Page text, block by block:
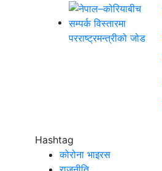
Hashtag
कोरोना भाइरस